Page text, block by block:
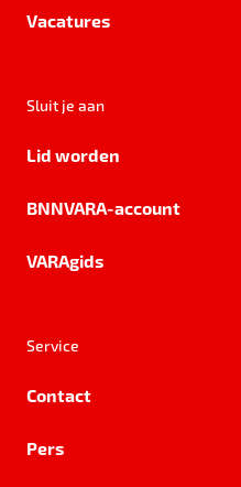
Vacatures
Sluit je aan
Lid worden
BNNVARA-account
VARAgids
Service
Contact
Pers